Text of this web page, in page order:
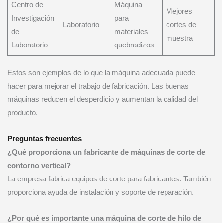
Centro de
Investigación
de
Laboratorio
Laboratorio
Máquina
para
materiales
quebradizos
Mejores
cortes de
muestra
Estos son ejemplos de lo que la máquina adecuada puede
hacer para mejorar el trabajo de fabricación. Las buenas
máquinas reducen el desperdicio y aumentan la calidad del
producto.
Preguntas frecuentes
¿Qué proporciona un fabricante de máquinas de corte de
contorno vertical?
La empresa fabrica equipos de corte para fabricantes. También
proporciona ayuda de instalación y soporte de reparación.
¿Por qué es importante una máquina de corte de hilo de